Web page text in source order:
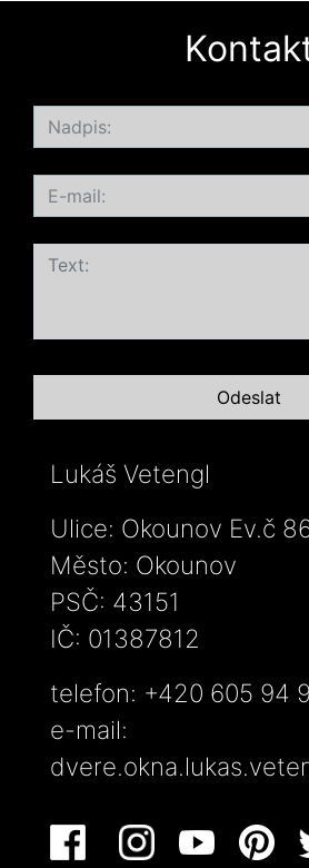
Lukáš Vetengl
Ulice: Okounov Ev.č
Město: Okounov
PSČ: 43151
IČ: 01387812
telefon: +420 605 94
e-mail: